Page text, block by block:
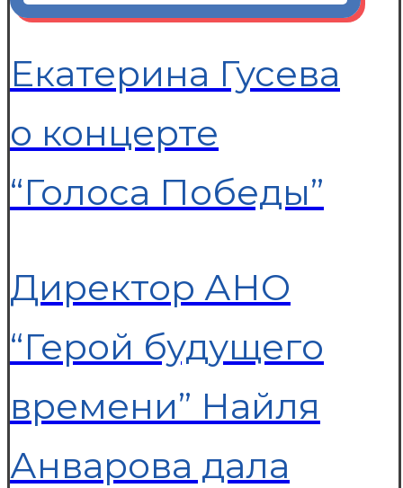
Екатерина Гусева
о концерте
“Голоса Победы”
Директор АНО
“Герой будущего
времени” Найля
Анварова дала